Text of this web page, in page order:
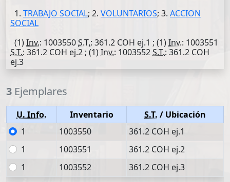
1. TRABAJO SOCIAL; 2. VOLUNTARIOS; 3. ACCION
SOCIAL
(1)Inv.: 1003550S.T.: 361.2 COH ej.1 ; (1)Inv.: 1003551
S.T.: 361.2 COH ej.2 ; (1)Inv.: 1003552S.T.: 361.2 COH
ej.3
3 Ejemplares
U. Info. Inventario S.T. / Ubicación
1
1003550
361.2 COH ej.1
1
1003551
361.2 COH ej.2
1
1003552 361.2 COH ej.3